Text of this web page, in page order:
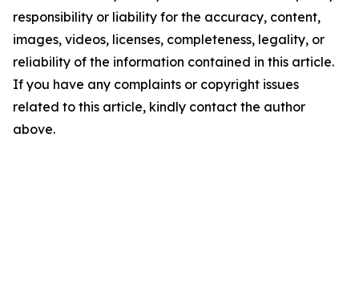
responsibility or liability for the accuracy, content,
images, videos, licenses, completeness, legality, or
reliability of the information contained in this article.
If you have any complaints or copyright issues
related to this article, kindly contact the author
above.